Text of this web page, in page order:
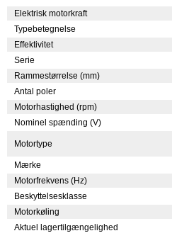
Elektrisk motorkraft
Typebetegnelse
Effektivitet
Serie
Rammestørrelse (mm)
Antal poler
Motorhastighed (rpm)
Nominel spænding (V)
Motortype
Mærke
Motorfrekvens (Hz)
Beskyttelsesklasse
Motorkøling
Aktuel lagertilgængelighed